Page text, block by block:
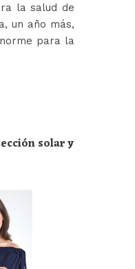
la salud de
un año más,
para la
solar y